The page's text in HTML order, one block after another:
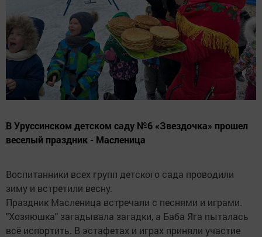
В Уруссинском детском саду №6 «Звездочка» прошел
веселый праздник - Масленица
Воспитанники всех групп детского сада проводили
зиму и встретили весну.
Праздник Масленица встречали с песнями и играми.
"Хозяюшка" загадывала загадки, а Баба Яга пыталась
всё испортить. В эстафетах и играх приняли участие